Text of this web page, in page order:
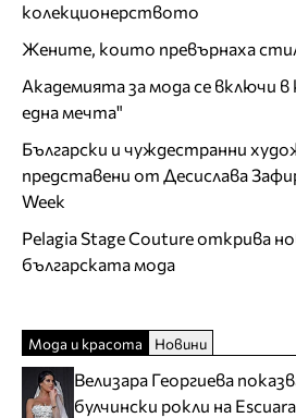
колекционерството
Жените, които превърнаха
Академията за мода се включи
една мечта"
Български и чуждестранни
представени от Десислава
Week
Pelagia Stage Couture открива
българската мода
Мода и красота Новини
Велизара Георгиева
булчински рокли на Escuara